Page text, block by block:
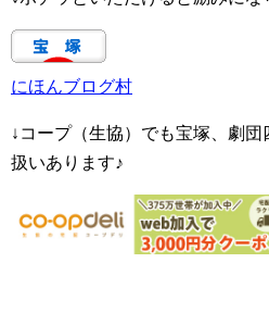
にほんブログ村
↓コープ（生協）でも宝塚、劇
扱いあります♪